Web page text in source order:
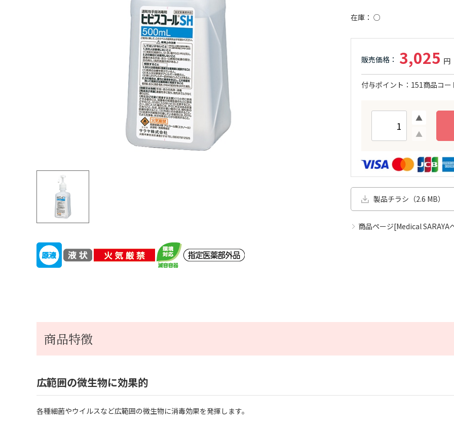
在庫 ○
3,025
付与ポイント 151商品コー
製品チラシ（2.6 MB）
商品ページ[Medical SARAYA
商品特徴
広範囲の微生物に効果的
各種細菌やウイルスなど広範囲の微生物に消毒効果を発揮します。